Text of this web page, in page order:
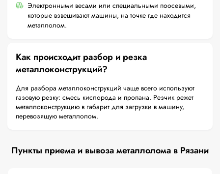
Электронными весами или специальными поосевыми,
которые взвешивают машины, на точке где находится
металлолом.
Как происходит разбор и резка
металлоконструкций?
Для разбора металлоконструкций чаще всего используют
газовую резку: смесь кислорода и пропана. Резчик режет
металлоконструкцию в габарит для загрузки в машину,
перевозящую металлолом.
Пункты приема и вывоза металлолома в Рязани